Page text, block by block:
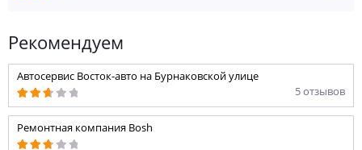
Рекомендуем
Автосервис Восток-авто на Бурнаковской улице
5 отзывов
Ремонтная компания Bosh